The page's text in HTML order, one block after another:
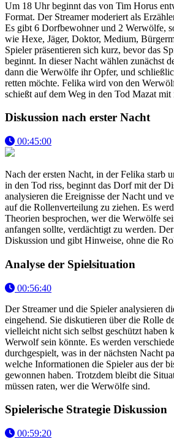
Um 18 Uhr beginnt das von Tim Horus
Format. Der Streamer moderiert als
Es gibt 6 Dorfbewohner und 2 Werwölfe,
wie Hexe, Jäger, Doktor, Medium,
Spieler präsentieren sich kurz, bevor das
beginnt. In dieser Nacht wählen zunächst
dann die Werwölfe ihr Opfer, und
retten möchte. Felika wird von den
schießt auf dem Weg in den Tod Mazat mit
Diskussion nach erster Nacht
00:45:00
Nach der ersten Nacht, in der Felika starb
in den Tod riss, beginnt das Dorf mit der
analysieren die Ereignisse der Nacht und
auf die Rollenverteilung zu ziehen. Es
Theorien besprochen, wer die Werwölfe
anfangen sollte, verdächtigt zu werden.
Diskussion und gibt Hinweise, ohne die
Analyse der Spielsituation
00:56:40
Der Streamer und die Spieler analysieren
eingehend. Sie diskutieren über die Rolle
vielleicht nicht sich selbst geschützt haben
Werwolf sein könnte. Es werden
durchgespielt, was in der nächsten Nacht
welche Informationen die Spieler aus der
gewonnen haben. Trotzdem bleibt die
müssen raten, wer die Werwölfe sind.
Spielerische Strategie Diskussion
00:59:20